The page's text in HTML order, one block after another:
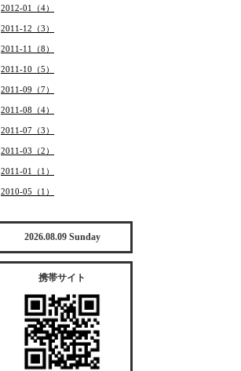
2012-01（4）
2011-12（3）
2011-11（8）
2011-10（5）
2011-09（7）
2011-08（4）
2011-07（3）
2011-03（2）
2011-01（1）
2010-05（1）
2026.08.09 Sunday
携帯サイト